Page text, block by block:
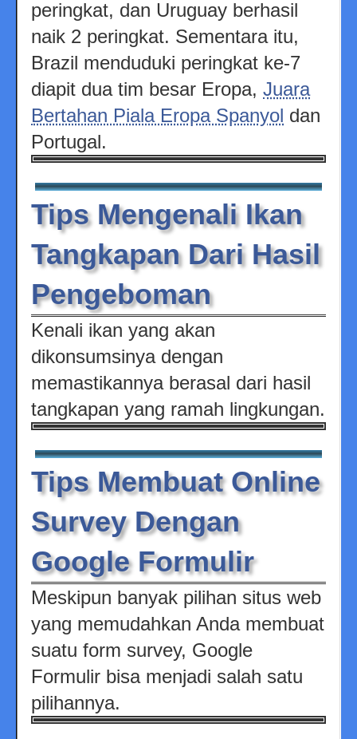
peringkat, dan Uruguay berhasil
naik 2 peringkat. Sementara itu,
Brazil menduduki peringkat ke-7
diapit dua tim besar Eropa,Juara
Bertahan Piala Eropa Spanyol dan
Portugal.
Tips Mengenali Ikan
Tangkapan Dari Hasil
Pengeboman
Kenali ikan yang akan
dikonsumsinya dengan
memastikannya berasal dari hasil
tangkapan yang ramah lingkungan.
Tips Membuat Online
Survey Dengan
Google Formulir
Meskipun banyak pilihan situs web
yang memudahkan Anda membuat
suatu form survey, Google
Formulir bisa menjadi salah satu
pilihannya.